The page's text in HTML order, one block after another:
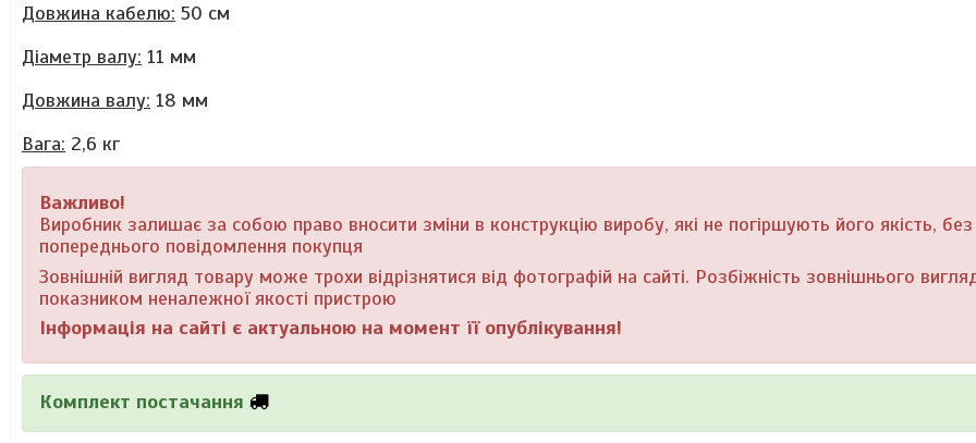
Довжина кабелю: 50 см
Діаметр валу: 11 мм
Довжина валу: 18 мм
Вага: 2,6 кг
Важливо!
Виробник залишає за собою право вносити зміни в конструкцію виробу, які не погіршують його якість, без
попереднього повідомлення покупця
Зовнішній вигляд товару може трохи відрізнятися від фотографій на сайті. Розбіжність зовнішнього
показником неналежної якості пристрою
Інформація на сайті є актуальною на момент її опублікування!
Комплект постачання